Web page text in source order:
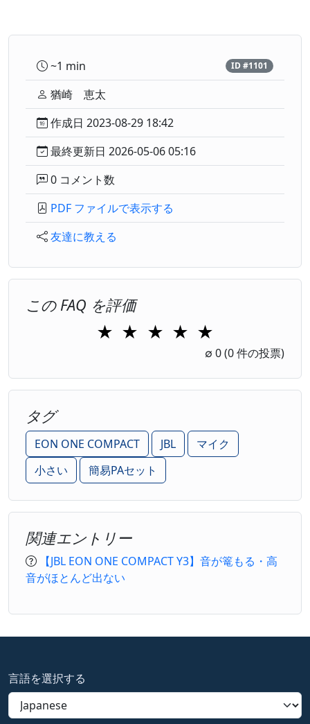
~1 min ID #1101
猶崎 恵太
作成日 2023-08-29 18:42
最終更新日 2026-05-06 05:16
0 コメント数
PDF ファイルで表示する
友達に教える
この FAQ を評価
★ ★ ★
3 Stars
★
4 Stars
★
5 Stars
∅ 0(0 件の投票)
タグ
EON ONE COMPACT JBL
マイク
小さい
簡易PAセット
関連エントリー
【JBL EON ONE COMPACT Y3】音が篭もる・高
音がほとんど出ない
言語を選択する